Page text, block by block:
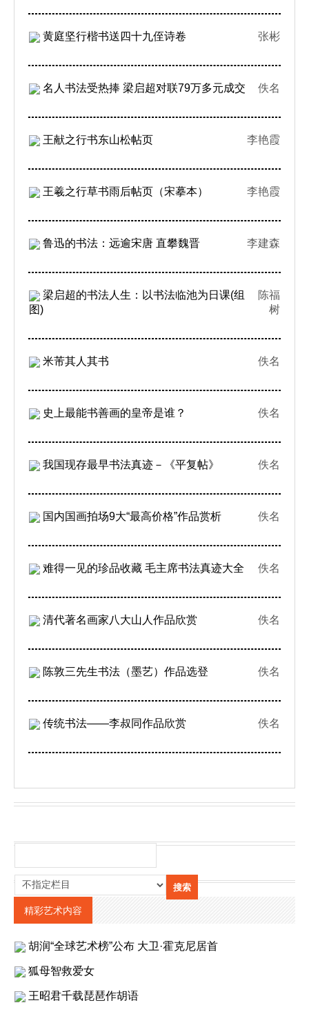
黄庭坚行楷书送四十九侄诗卷 张彬
名人书法受热捧 梁启超对联79万多元成交 佚名
王献之行书东山松帖页 李艳霞
王羲之行草书雨后帖页（宋摹本） 李艳霞
鲁迅的书法：远逾宋唐 直攀魏晋 李建森
梁启超的书法人生：以书法临池为日课(组
图)
陈福
树
米芾其人其书 佚名
史上最能书善画的皇帝是谁？ 佚名
我国现存最早书法真迹－《平复帖》 佚名
国内国画拍场9大“最高价格”作品赏析 佚名
难得一见的珍品收藏 毛主席书法真迹大全 佚名
清代著名画家八大山人作品欣赏 佚名
陈敦三先生书法（墨艺）作品选登 佚名
传统书法——李叔同作品欣赏 佚名
精彩艺术内容
胡润“全球艺术榜”公布 大卫·霍克尼居首
狐母智救爱女
王昭君千载琵琶作胡语